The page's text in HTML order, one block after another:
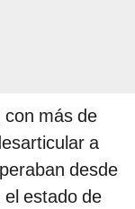
más de
a
desde
el estado de